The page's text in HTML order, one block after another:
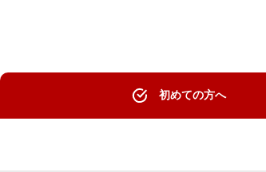
初めての方へ